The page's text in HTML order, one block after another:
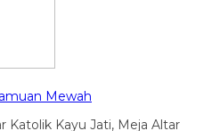
Mewah
Katolik Kayu Jati, Meja Altar